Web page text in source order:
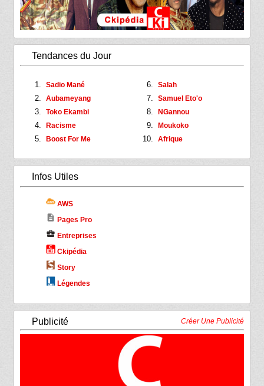
Tendances du Jour
Sadio Mané
Aubameyang
Toko Ekambi
Racisme
Boost For Me
Salah
Samuel Eto'o
NGannou
Moukoko
Afrique
Infos Utiles
AWS
description Pages Pro
business_center Entreprises
Ckipédia
Story
Légendes
Publicité Créer Une Publicité